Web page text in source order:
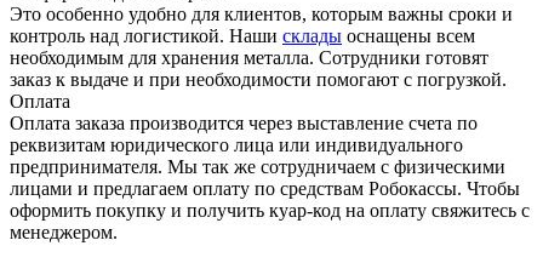
Это особенно удобно для клиентов, которым важны сроки и
контроль над логистикой. Наши склады оснащены всем
необходимым для хранения металла. Сотрудники готовят
заказ к выдаче и при необходимости помогают с погрузкой.
Оплата
Оплата заказа производится через выставление счета по
реквизитам юридического лица или индивидуального
предпринимателя. Мы так же сотрудничаем с физическими
лицами и предлагаем оплату по средствам Робокассы. Чтобы
оформить покупку и получить куар-код на оплату свяжитесь с
менеджером.